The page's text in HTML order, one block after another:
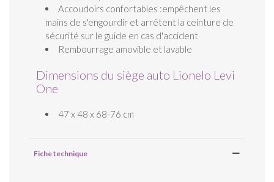
Accoudoirs confortables :empêchent les
mains de s'engourdir et arrêtent la ceinture de
sécurité sur le guide en cas d'accident
Rembourrage amovible et lavable
Dimensions du siège auto Lionelo Levi
One
47 x 48 x 68-76 cm
Fiche technique